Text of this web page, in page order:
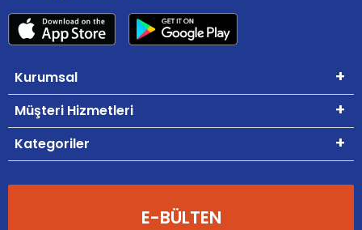
Kurumsal
Müşteri Hizmetleri
Kategoriler
E-BÜLTEN